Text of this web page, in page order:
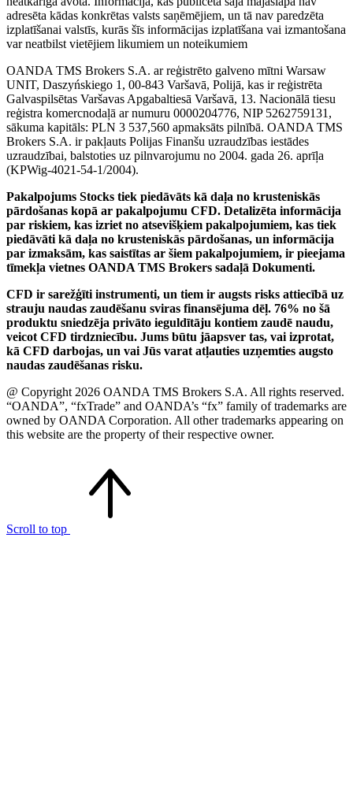
adresēta kādas konkrētas valsts saņēmējiem, un tā nav paredzēta
izplatīšanai valstīs, kurās šīs informācijas izplatīšana vai izmantošana
var neatbilst vietējiem likumiem un noteikumiem
OANDA TMS Brokers S.A. ar reģistrēto galveno mītni Warsaw
UNIT, Daszyńskiego 1, 00-843 Varšavā, Polijā, kas ir reģistrēta
Galvaspilsētas Varšavas Apgabaltiesā Varšavā, 13. Nacionālā tiesu
reģistra komercnodaļā ar numuru 0000204776, NIP 5262759131,
sākuma kapitāls: PLN 3 537,560 apmaksāts pilnībā. OANDA TMS
Brokers S.A. ir pakļauts Polijas Finanšu uzraudzības iestādes
uzraudzībai, balstoties uz pilnvarojumu no 2004. gada 26. aprīļa
(KPWig-4021-54-1/2004).
Pakalpojums Stocks tiek piedāvāts kā daļa no krusteniskās
pārdošanas kopā ar pakalpojumu CFD. Detalizēta informācija
par riskiem, kas izriet no atsevišķiem pakalpojumiem, kas tiek
piedāvāti kā daļa no krusteniskās pārdošanas, un informācija
par izmaksām, kas saistītas ar šiem pakalpojumiem, ir pieejama
tīmekļa vietnes OANDA TMS Brokers sadaļā Dokumenti.
CFD ir sarežģīti instrumenti, un tiem ir augsts risks attiecībā uz
strauju naudas zaudēšanu sviras finansējuma dēļ. 76% no šā
produktu sniedzēja privāto ieguldītāju kontiem zaudē naudu,
veicot CFD tirdzniecību. Jums būtu jāapsver tas, vai izprotat,
kā CFD darbojas, un vai Jūs varat atļauties uzņemties augsto
naudas zaudēšanas risku.
@ Copyright 2026 OANDA TMS Brokers S.A. All rights reserved.
“OANDA”, “fxTrade” and OANDA’s “fx” family of trademarks are
owned by OANDA Corporation. All other trademarks appearing on
this website are the property of their respective owner.
Scroll to top